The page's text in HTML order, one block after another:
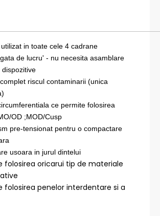
in toate cele 4 cadrane
de lucru' - nu necesita asamblare
dispozitive
riscul contaminarii (unica
ce permite folosirea
OD ;MOD/Cusp
pre-tensionat pentru o compactare
usoara in jurul dintelui
folosirea oricarui tip de materiale
folosirea penelor interdentare si a